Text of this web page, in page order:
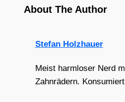
About The Author
Stefan Holzhauer
Meist harmloser Nerd
Zahnrädern.